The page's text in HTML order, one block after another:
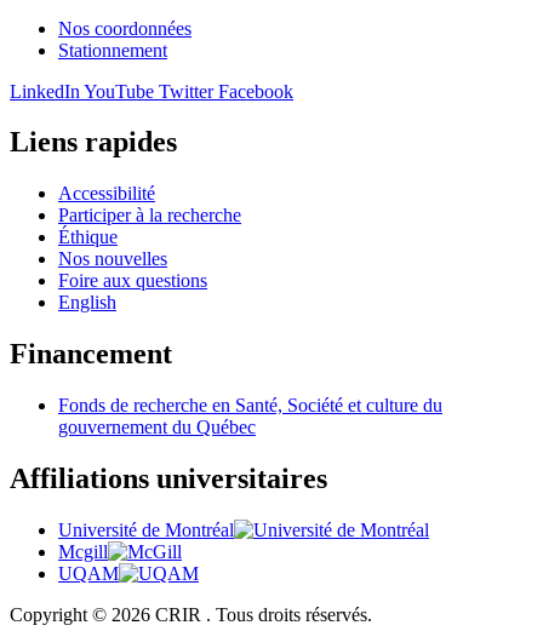
Nos coordonnées
Stationnement
LinkedIn YouTube Twitter Facebook
Liens rapides
Accessibilité
Participer à la recherche
Éthique
Nos nouvelles
Foire aux questions
English
Financement
Fonds de recherche en Santé, Société et culture du
gouvernement du Québec
Affiliations universitaires
Université de Montréal
Mcgill
UQAM
Copyright © 2026 CRIR . Tous droits réservés.